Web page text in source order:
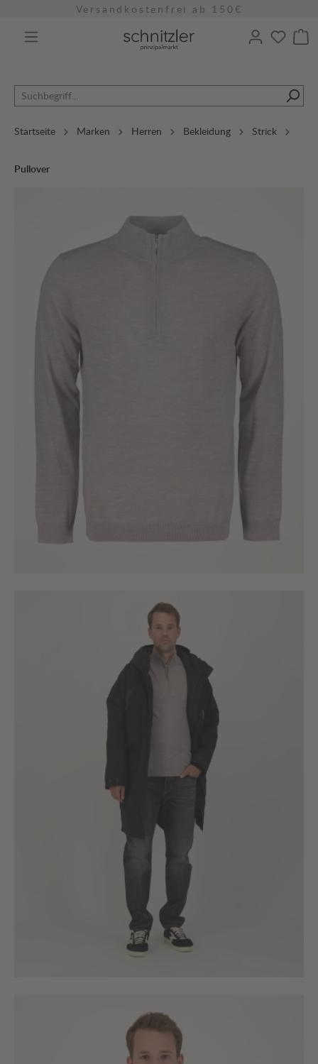
Versandkostenfrei ab 150€
Startseite Marken Herren Bekleidung Strick
Pullover